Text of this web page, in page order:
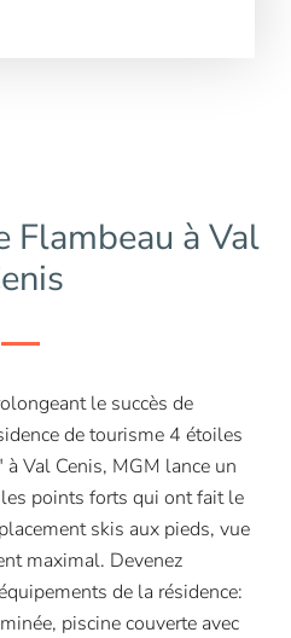
Flambeau à Val
le succès de
de tourisme 4 étoiles
Val Cenis, MGM lance un
points forts qui ont fait le
skis aux pieds, vue
maximal. Devenez
de la résidence:
piscine couverte avec